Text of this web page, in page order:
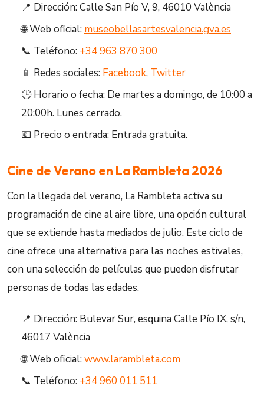
📍 Dirección: Calle San Pío V, 9, 46010 València
🌐 Web oficial: museobellasartesvalencia.gva.es
📞 Teléfono: +34 963 870 300
📱 Redes sociales: Facebook, Twitter
🕒 Horario o fecha: De martes a domingo, de 10:00 a
20:00h. Lunes cerrado.
💶 Precio o entrada: Entrada gratuita.
Cine de Verano en La Rambleta 2026
Con la llegada del verano, La Rambleta activa su
programación de cine al aire libre, una opción cultural
que se extiende hasta mediados de julio. Este ciclo de
cine ofrece una alternativa para las noches estivales,
con una selección de películas que pueden disfrutar
personas de todas las edades.
📍 Dirección: Bulevar Sur, esquina Calle Pío IX, s/n,
46017 València
🌐 Web oficial:www.larambleta.com
📞 Teléfono: +34 960 011 511